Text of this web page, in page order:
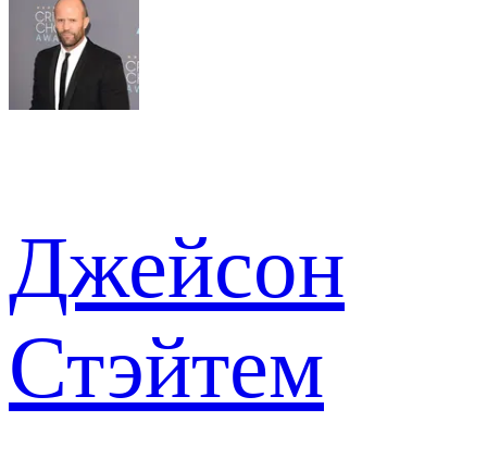
Джейсон
Стэйтем